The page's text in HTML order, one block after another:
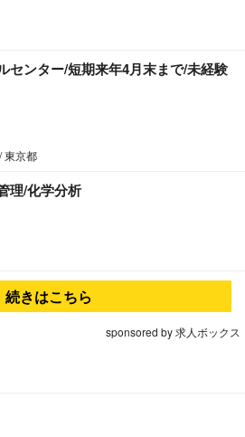
センター/短期来年4月末まで/未経験
東京都
理/化学分析
続きはこちら
sponsored by 求人ボックス